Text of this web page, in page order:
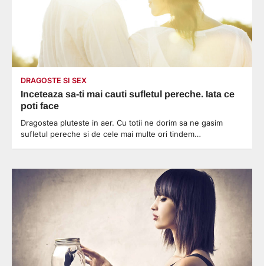
DRAGOSTE SI SEX
Inceteaza sa-ti mai cauti sufletul pereche. Iata ce
poti face
Dragostea pluteste in aer. Cu totii ne dorim sa ne gasim
sufletul pereche si de cele mai multe ori tindem…